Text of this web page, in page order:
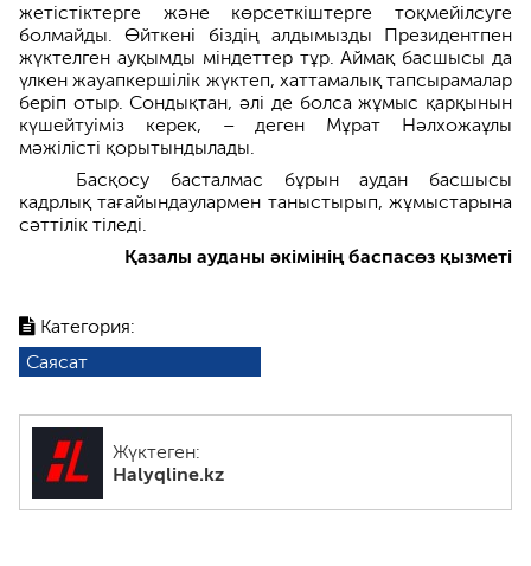
Категория:
Саясат
Жүктеген:
Halyqline.kz
жетістіктерге және көрсеткіштерге тоқмейілсуге
болмайды. Өйткені біздің алдымызды Президентпен
жүктелген ауқымды міндеттер тұр. Аймақ басшысы да
үлкен жауапкершілік жүктеп, хаттамалық тапсырамалар
беріп отыр. Сондықтан, әлі де болса жұмыс қарқынын
күшейтуіміз керек, – деген Мұрат Нәлхожаұлы
мәжілісті қорытындылады.
Басқосу басталмас бұрын аудан басшысы
кадрлық тағайындаулармен таныстырып, жұмыстарына
сәттілік тіледі.
Қазалы ауданы әкімінің баспасөз қызметі